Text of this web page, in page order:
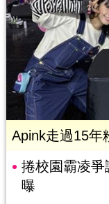
Apink走過15年
捲校園霸凌
曝